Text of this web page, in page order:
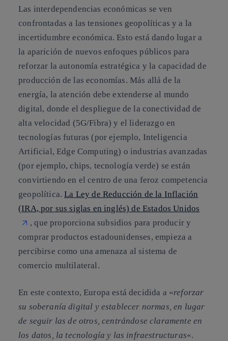
Las interdependencias económicas se ven
confrontadas a las tensiones geopolíticas y a la
incertidumbre económica. Esto está dando lugar a
la aparición de nuevos enfoques públicos para
reforzar la autonomía estratégica y la capacidad de
producción de las economías. Más allá de la
energía, la atención debe extenderse al mundo
digital, donde el despliegue de la conectividad de
alta velocidad (5G/Fibra) y el liderazgo en
tecnologías futuras (por ejemplo, Inteligencia
Artificial, Edge Computing) o industrias avanzadas
(por ejemplo, chips, tecnología verde) se están
convirtiendo en el centro de una feroz competencia
geopolítica.La Ley de Reducción de la Inflación
(IRA, por sus siglas en inglés) de Estados Unidos
, que proporciona subsidios para producir y
comprar productos estadounidenses, empieza a
percibirse como una amenaza al sistema de
comercio multilateral.
En este contexto, Europa está decidida a «reforzar
su soberanía digital y establecer normas, en lugar
de seguir las de otros, centrándose claramente en
los datos, la tecnología y las infraestructuras«.